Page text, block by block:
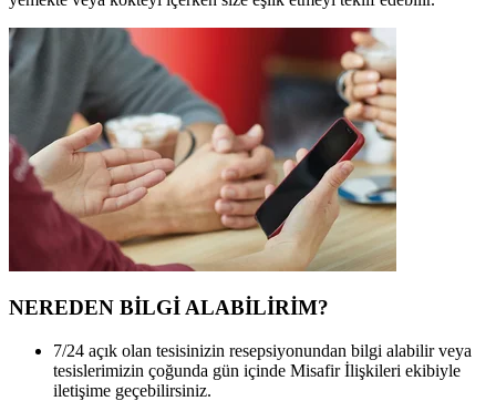
NEREDEN BİLGİ ALABİLİRİM?
7/24 açık olan tesisinizin resepsiyonundan bilgi alabilir veya
tesislerimizin çoğunda gün içinde Misafir İlişkileri ekibiyle
iletişime geçebilirsiniz.